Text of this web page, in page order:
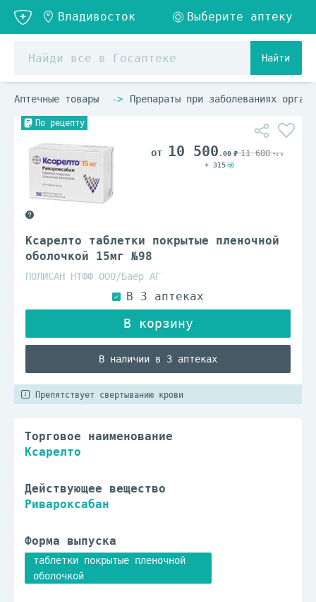
Найти
Аптечные товары Препараты при заболеваниях
По рецепту
Ксарелто таблетки покрытые пленочной
оболочкой 15мг №98
ПОЛИСАН НТФФ ООО/Баер АГ
В наличии в 3 аптеках
10 500 .00 11 680.74
+ 315
Препятствует свертыванию крови
Торговое наименование
Ксарелто
Действующее вещество
Ривароксабан
Форма выпуска
таблетки покрытые пленочной
оболочкой